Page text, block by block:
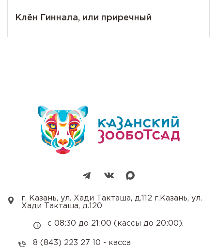
Клён Гиннала, или приречный
г. Казань, ул. Хади Такташа, д.112 г.Казань, ул.
Хади Такташа, д.120
с 08:30 до 21:00 (кассы до 20:00).
8 (843) 223 27 10 - касса